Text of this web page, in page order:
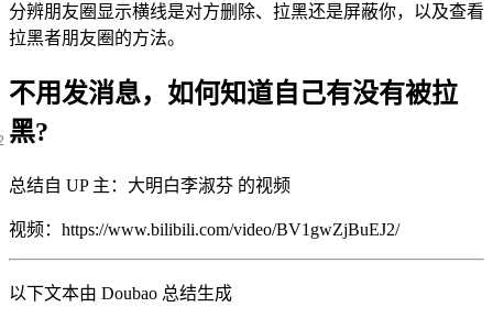
分辨朋友圈显示横线是对方删除、拉黑还是屏蔽你，以及查看
拉黑者朋友圈的方法。
不用发消息，如何知道自己有没有被拉
黑?
总结自 UP 主：大明白李淑芬 的视频
视频： https://www.bilibili.com/video/BV1gwZjBuEJ2/
以下文本由 Doubao 总结生成